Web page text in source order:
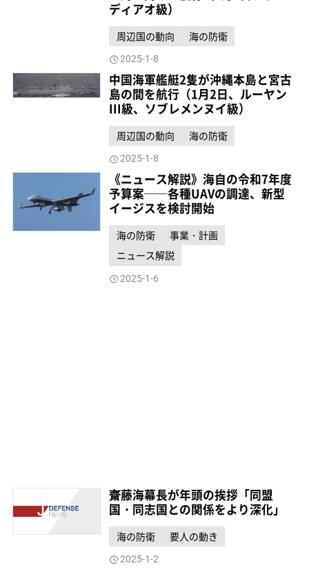
ディアオ級）
周辺国の動向 海の防衛
2025-1-8
中国海軍艦艇2隻が沖縄本島と宮古
島の間を航行（1月2日、ルーヤン
III級、ソブレメンヌイ級）
周辺国の動向 海の防衛
2025-1-8
《ニュース解説》海自の令和7年度
予算案──各種UAVの調達、新型
イージスを検討開始
海の防衛
事業・計画
ニュース解説
2025-1-6
齋藤海幕長が年頭の挨拶「同盟
国・同志国との関係をより深化」
海の防衛 要人の動き
2025-1-2